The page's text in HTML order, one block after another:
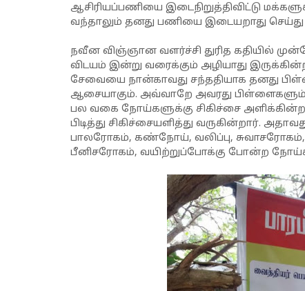
ஆசிரியப்பணியை இடைநிறுத்திவிட்டு
வந்தாலும் தனது பணியை இடையறாது செய்து
நவீன விஞ்ஞான வளர்ச்சி துரித கதியில்
விடயம் இன்று வரைக்கும் அழியாது
சேவையை நான்காவது சந்ததியாக தனது
ஆசையாகும். அவ்வாறே அவரது
பல வகை நோய்களுக்கு சிகிச்சை
பிடித்து சிகிச்சையளித்து வருகின்றார்.
பாலரோகம், கண்நோய், வலிப்பு,
பீனிசரோகம், வயிற்றுப்போக்கு போன்ற